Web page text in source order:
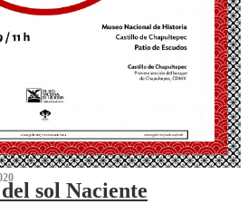
sol Naciente